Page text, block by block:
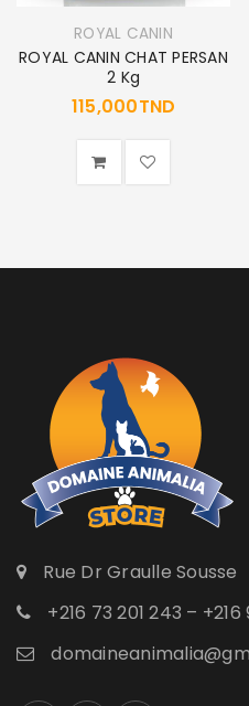
ROYAL CANIN
ROYAL CANIN CHAT PERSAN
2 Kg
115,000TND
Rue Dr Graulle Sousse
+216 73 201 243 –